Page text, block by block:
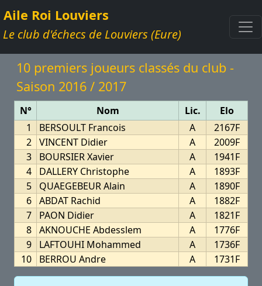
Aile Roi Louviers
Le club d'échecs de Louviers (Eure)
10 premiers joueurs classés du club -
Saison 2016 / 2017
N° Nom Lic.
Elo
1
BERSOULT Francois A
2167F
2 VINCENT Didier A
2009F
3
BOURSIER Xavier A
1941F
4
DALLERY Christophe A
1893F
5
QUAEGEBEUR Alain A
1890F
6 ABDAT Rachid A
1882F
7
PAON Didier A
1821F
8 AKNOUCHE Abdesslem A
1776F
9
LAFTOUHI Mohammed A
1736F
10
BERROU Andre A 1731F